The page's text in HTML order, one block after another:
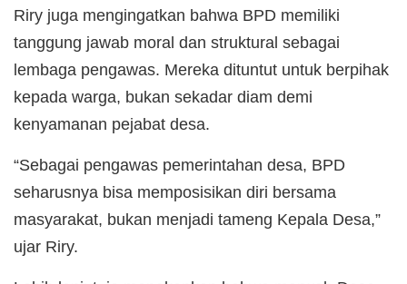
Riry juga mengingatkan bahwa BPD memiliki
tanggung jawab moral dan struktural sebagai
lembaga pengawas. Mereka dituntut untuk berpihak
kepada warga, bukan sekadar diam demi
kenyamanan pejabat desa.
“Sebagai pengawas pemerintahan desa, BPD
seharusnya bisa memposisikan diri bersama
masyarakat, bukan menjadi tameng Kepala Desa,”
ujar Riry.